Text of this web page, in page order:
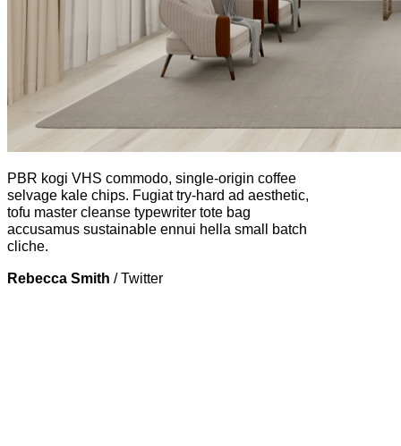
PBR kogi VHS commodo, single-origin coffee
selvage kale chips. Fugiat try-hard ad aesthetic,
tofu master cleanse typewriter tote bag
accusamus sustainable ennui hella small batch
cliche.
Rebecca Smith /Twitter